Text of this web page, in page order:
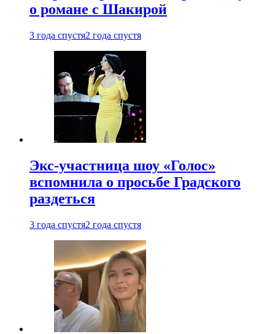
о романе с Шакирой
3 года спустя2 года спустя
Экс-участница шоу «Голос»
вспомнила о просьбе Градского
раздеться
3 года спустя2 года спустя